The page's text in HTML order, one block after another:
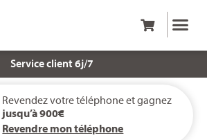
Service client 6j/7
Revendez votre téléphone et gagnez
jusqu’à 900€
Revendre mon téléphone